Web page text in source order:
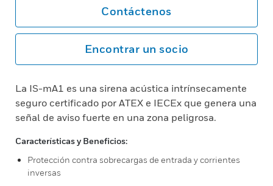
Contáctenos
Encontrar un socio
La IS-mA1 es una sirena acústica intrínsecamente
seguro certificado por ATEX e IECEx que genera una
señal de aviso fuerte en una zona peligrosa.
Características y Beneficios:
Protección contra sobrecargas de entrada y corrientes
inversas